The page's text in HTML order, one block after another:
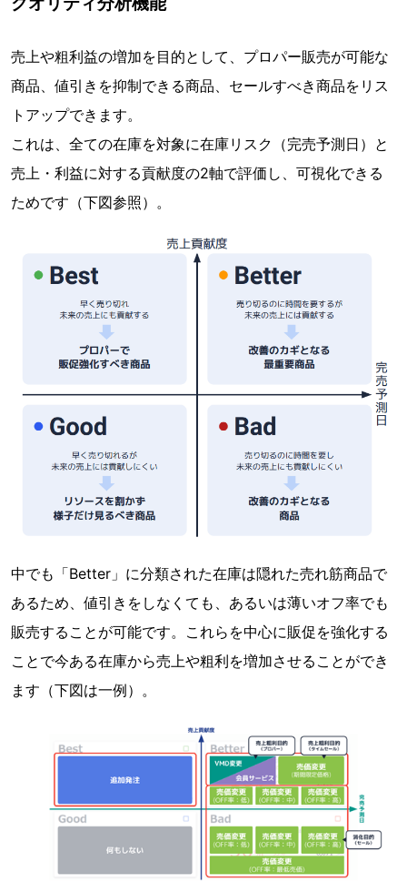
売上や粗利益の増加を目的として、プロパー販売が可能な
商品、値引きを抑制できる商品、セールすべき商品をリス
トアップできます。
これは、全ての在庫を対象に在庫リスク（完売予測日）と
売上・利益に対する貢献度の2軸で評価し、可視化できる
ためです（下図参照）。
中でも「Better」に分類された在庫は隠れた売れ筋商品で
あるため、値引きをしなくても、あるいは薄いオフ率でも
販売することが可能です。これらを中心に販促を強化する
ことで今ある在庫から売上や粗利を増加させることができ
ます（下図は一例）。